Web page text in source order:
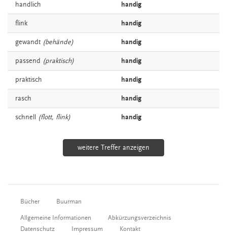
handlich handig
flink handig
gewandt (behände) handig
passend (praktisch) handig
praktisch handig
rasch handig
schnell (flott, flink) handig
weitere Treffer anzeigen
Bücher Buurman
Allgemeine Informationen
Abkürzungsverzeichnis
Datenschutz
Impressum Kontakt